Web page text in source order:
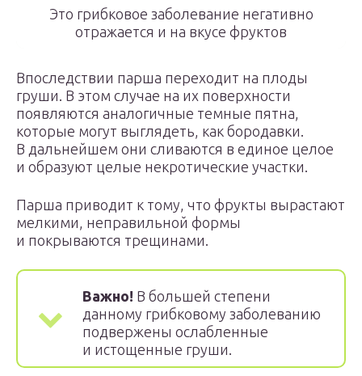
Это грибковое заболевание негативно
отражается и на вкусе фруктов
Впоследствии парша переходит на плоды
груши. В этом случае на их поверхности
появляются аналогичные темные пятна,
которые могут выглядеть, как бородавки.
В дальнейшем они сливаются в единое целое
и образуют целые некротические участки.
Парша приводит к тому, что фрукты вырастают
мелкими, неправильной формы
и покрываются трещинами.
Важно! В большей степени
данному грибковому заболеванию
подвержены ослабленные
и истощенные груши.